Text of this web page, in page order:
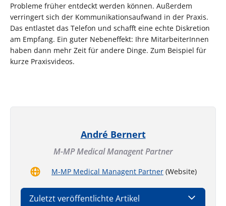
Probleme früher entdeckt werden können. Außerdem
verringert sich der Kommunikationsaufwand in der Praxis.
Das entlastet das Telefon und schafft eine echte Diskretion
am Empfang. Ein guter Nebeneffekt: Ihre MitarbeiterInnen
haben dann mehr Zeit für andere Dinge. Zum Beispiel für
kurze Praxisvideos.
André Bernert
M-MP Medical Managent Partner
M-MP Medical Managent Partner (Website)
Zuletzt veröffentlichte Artikel